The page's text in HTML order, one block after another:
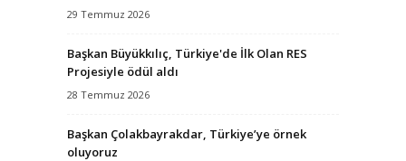
29 Temmuz 2026
Başkan Büyükkılıç, Türkiye'de İlk Olan RES
Projesiyle ödül aldı
28 Temmuz 2026
Başkan Çolakbayrakdar, Türkiye’ye örnek
oluyoruz